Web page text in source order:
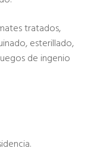
tratados,
esterillado,
de ingenio